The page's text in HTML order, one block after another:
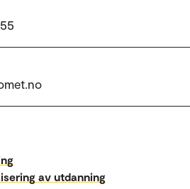
av utdanning